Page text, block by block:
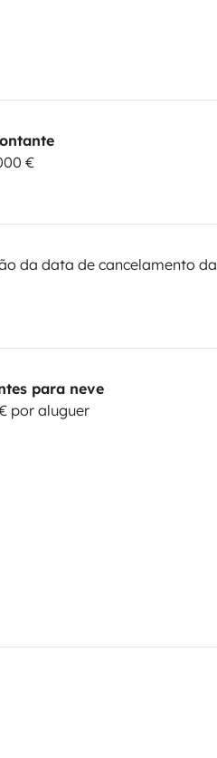
€
da data de cancelamento da
para neve
por aluguer